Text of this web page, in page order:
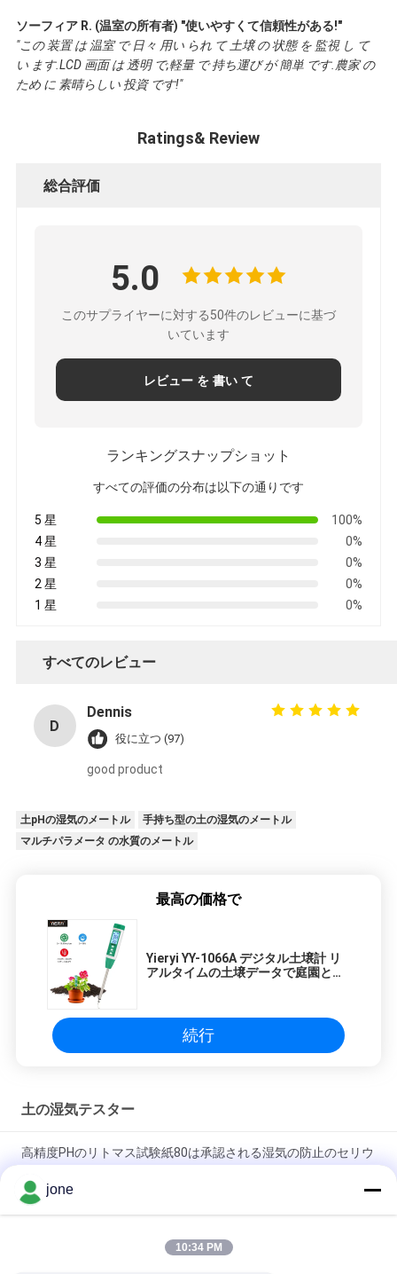
ソーフィア R. (温室の所有者) "使いやすくて信頼性がある!"
"この 装置 は 温室 で 日々 用い られ て 土壌 の 状態 を 監視 し て
い ます.LCD 画面 は 透明 で,軽量 で 持ち運び が 簡単 です.農家 の
ため に 素晴らしい 投資 です!"
Ratings& Review
総合評価
5.0
このサプライヤーに対する50件のレビューに基づ
いています
レビュー を 書い て
ランキングスナップショット
すべての評価の分布は以下の通りです
5 星
100%
4 星
0%
3 星
0%
2 星
0%
1 星
0%
すべてのレビュー
D
Dennis
役に立つ (97)
good product
土pHの湿気のメートル
手持ち型の土の湿気のメートル
マルチパラメータ の水質のメートル
最高の価格で
Yieryi YY-1066A デジタル土壌計 リ
アルタイムの土壌データで庭園と農
続行
土の湿気テスター
高精度PHのリトマス試験紙80は承認される湿気の防止のセリウ
ZigBee 3in1 スマート土壌センサー 温度湿度ライト検出器 Tuya
jone
10:34 PM